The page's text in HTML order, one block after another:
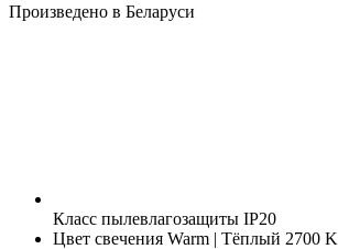
Произведено в Беларуси
Класс пылевлагозащиты IP20
Цвет свечения Warm | Тёплый 2700 K